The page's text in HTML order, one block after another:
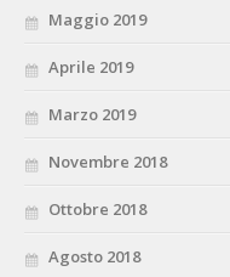
Maggio 2019
Aprile 2019
Marzo 2019
Novembre 2018
Ottobre 2018
Agosto 2018